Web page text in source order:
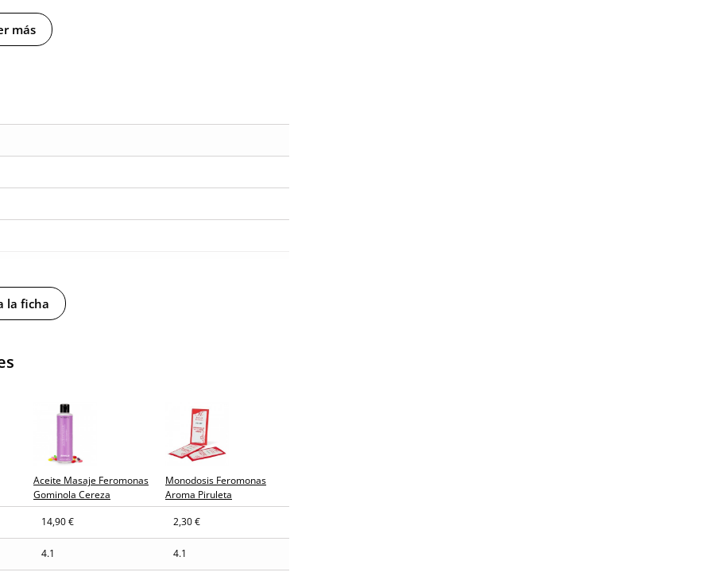
más
sin distintivos
(fecha estimada)
la ficha
Aceite Masaje Feromonas
Gominola Cereza
Monodosis Feromonas
Aroma Piruleta
14,90 € 2,30 €
4.1 4.1